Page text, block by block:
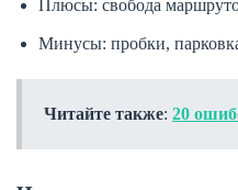
Плюсы: свобода
Минусы: пробки,
Читайте также: 20